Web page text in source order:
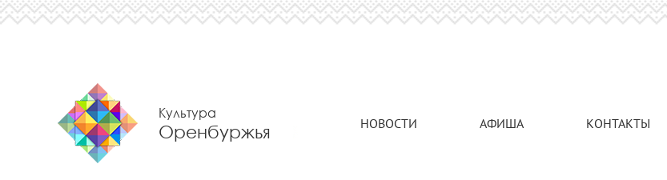
Культура
Оренбуржья НОВОСТИ АФИША КОНТАКТЫ